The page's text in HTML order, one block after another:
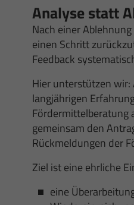
Analyse statt
Nach einer
einen Schritt
Feedback
Hier unterstützen wir:
langjährigen
Fördermittelberatung
gemeinsam den
Rückmeldungen der
Ziel ist eine ehrliche
eine